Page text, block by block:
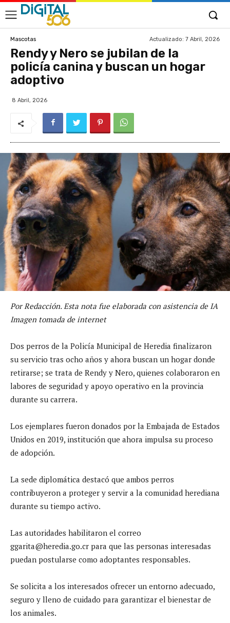
Mascotas Actualizado: 7 Abril, 2026
Rendy y Nero se jubilan de la
policía canina y buscan un hogar
adoptivo
8 Abril, 2026
Por Redacción. Esta nota fue elaborada con asistencia de IA
Imagen tomada de internet
Dos perros de la Policía Municipal de Heredia finalizaron
su servicio tras ocho años y ahora buscan un hogar donde
retirarse; se trata de Rendy y Nero, quienes colaboraron en
labores de seguridad y apoyo operativo en la provincia
durante su carrera.
Los ejemplares fueron donados por la Embajada de Estados
Unidos en 2019, institución que ahora impulsa su proceso
de adopción.
La sede diplomática destacó que ambos perros
contribuyeron a proteger y servir a la comunidad herediana
durante su tiempo activo.
Las autoridades habilitaron el correo
ggarita@heredia.go.cr para que las personas interesadas
puedan postularse como adoptantes responsables.
Se solicita a los interesados ofrecer un entorno adecuado,
seguro y lleno de cuidado para garantizar el bienestar de
los animales.